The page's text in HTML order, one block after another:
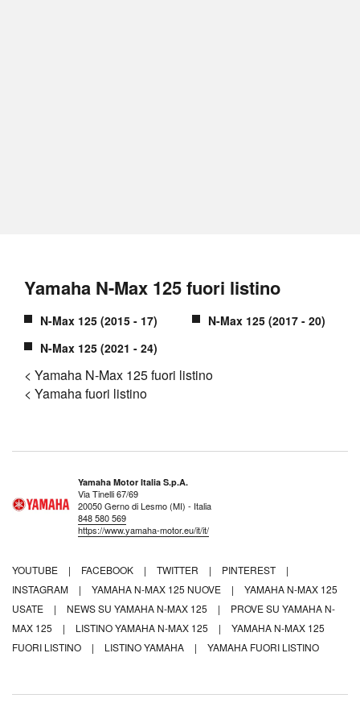
Yamaha N-Max 125 fuori listino
N-Max 125 (2015 - 17)
N-Max 125 (2017 - 20)
N-Max 125 (2021 - 24)
< Yamaha N-Max 125 fuori listino
< Yamaha fuori listino
Yamaha Motor Italia S.p.A.
Via Tinelli 67/69
20050 Gerno di Lesmo (MI) - Italia
848 580 569
https://www.yamaha-motor.eu/it/it/
YOUTUBE | FACEBOOK | TWITTER | PINTEREST
|
INSTAGRAM
| YAMAHA N-MAX 125 NUOVE |
YAMAHA N-MAX 125
USATE
| NEWS SU YAMAHA N-MAX 125 |
PROVE SU YAMAHA N-
MAX 125
| LISTINO YAMAHA N-MAX 125 |
YAMAHA N-MAX 125
FUORI LISTINO
| LISTINO YAMAHA | YAMAHA FUORI LISTINO